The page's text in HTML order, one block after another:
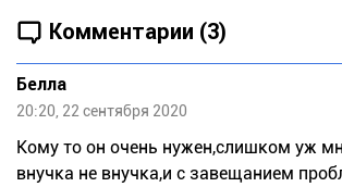
Комментарии (3)
Белла
20:20, 22 сентября 2020
Кому то он очень нужен,слишком уж
внучка не внучка,и с завещанием